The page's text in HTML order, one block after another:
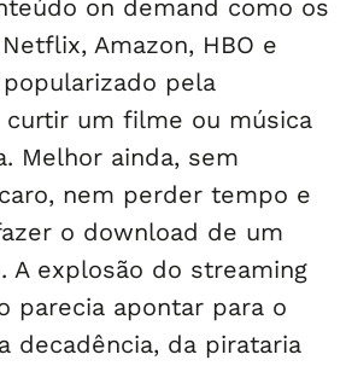
on demand como os
Amazon, HBO e
pela
um filme ou música
Melhor ainda, sem
nem perder tempo e
o download de um
A explosão do streaming
parecia apontar para o
decadência, da pirataria